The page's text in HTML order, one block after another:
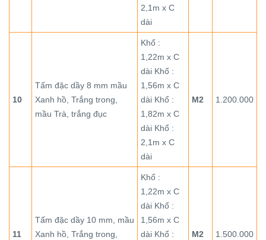
2,1m x C
dài
10
Tấm đặc dầy 8 mm mầu
Xanh hồ, Trắng trong,
mầu Trà, trắng đục
Khổ :
1,22m x C
dài Khổ :
1,56m x C
dài Khổ :
1,82m x C
dài Khổ :
2,1m x C
dài
M2 1.200.000
11
Tấm đặc dầy 10 mm, mầu
Xanh hồ, Trắng trong,
Khổ :
1,22m x C
dài Khổ :
1,56m x C
dài Khổ :
M2 1.500.000